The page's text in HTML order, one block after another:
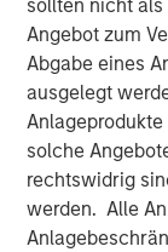
sollten nicht
Angebot zum
Abgabe eines
ausgelegt
solche
rechtswidrig
werden. Alle
investment in a
It is an
developing and
portfolio,” said
Morgan
Stanley Private
the BAST group
the deal.